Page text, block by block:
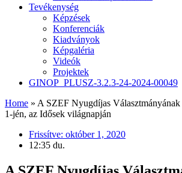
Tevékenység
Képzések
Konferenciák
Kiadványok
Képgaléria
Videók
Projektek
GINOP_PLUSZ-3.2.3-24-2024-00049
Home » A SZEF Nyugdíjas Választmányának
1-jén, az Idősek világnapján
Frissítve: október 1, 2020
12:35 du.